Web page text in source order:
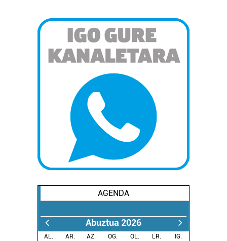
AGENDA
Abuztua 2026
AL. AR. AZ. OG. OL. LR.
IG.